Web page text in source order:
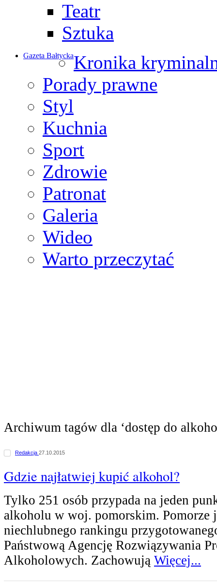
Teatr
Sztuka
Gazeta BałtyckaKronika
Porady prawne
Styl
Kuchnia
Sport
Zdrowie
Patronat
Galeria
Wideo
Warto przeczytać
Archiwum tagów dla ‘dostęp do
Redakcja 27.10.2015
Gdzie najłatwiej kupić alkohol?
Tylko 251 osób przypada na jeden
alkoholu w woj. pomorskim. Pomorze
niechlubnego rankingu
Państwową Agencję Rozwiązywania
Alkoholowych. Zachowują Więcej...